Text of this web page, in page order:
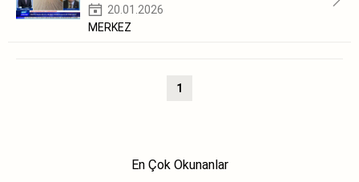
20.01.2026
MERKEZ
1
En Çok Okunanlar